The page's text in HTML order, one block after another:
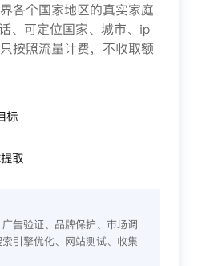
各个国家地区的真实家庭
、可定位国家、城市、ip
按照流量计费，不收取额
标
取
告验证、品牌保护、市场调
引擎优化、网站测试、收集